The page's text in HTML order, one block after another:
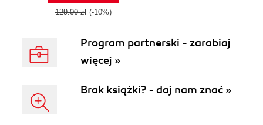
129.00 zł (-10%)
Program partnerski - zarabiaj
więcej »
Brak książki? - daj nam znać »